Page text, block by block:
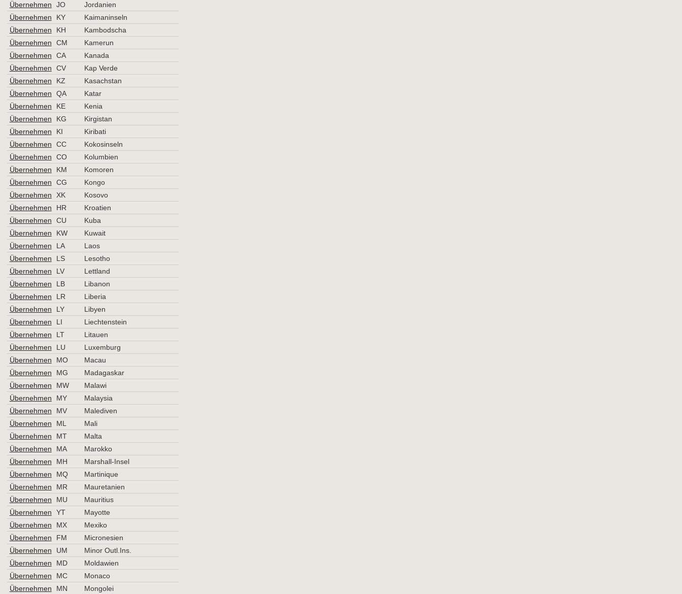
Übernehmen
JO
Jordanien
Übernehmen
KY
Kaimaninseln
Übernehmen
KH
Kambodscha
Übernehmen
CM
Kamerun
Übernehmen
CA
Kanada
Übernehmen
CV
Kap Verde
Übernehmen
KZ
Kasachstan
Übernehmen
QA
Katar
Übernehmen
KE
Kenia
Übernehmen
KG
Kirgistan
Übernehmen
KI
Kiribati
Übernehmen
CC
Kokosinseln
Übernehmen
CO
Kolumbien
Übernehmen
KM
Komoren
Übernehmen
CG
Kongo
Übernehmen
XK
Kosovo
Übernehmen
HR
Kroatien
Übernehmen
CU
Kuba
Übernehmen
KW
Kuwait
Übernehmen
LA
Laos
Übernehmen
LS
Lesotho
Übernehmen
LV
Lettland
Übernehmen
LB
Libanon
Übernehmen
LR
Liberia
Übernehmen
LY
Libyen
Übernehmen
LI
Liechtenstein
Übernehmen
LT
Litauen
Übernehmen
LU
Luxemburg
Übernehmen
MO
Macau
Übernehmen
MG
Madagaskar
Übernehmen
MW
Malawi
Übernehmen
MY
Malaysia
Übernehmen
MV
Malediven
Übernehmen
ML
Mali
Übernehmen
MT
Malta
Übernehmen
MA
Marokko
Übernehmen
MH
Marshall-Insel
Übernehmen
MQ
Martinique
Übernehmen
MR
Mauretanien
Übernehmen
MU
Mauritius
Übernehmen
YT
Mayotte
Übernehmen
MX
Mexiko
Übernehmen
FM
Micronesien
Übernehmen
UM
Minor Outl.Ins.
Übernehmen
MD
Moldawien
Übernehmen
MC
Monaco
Übernehmen
MN Mongolei